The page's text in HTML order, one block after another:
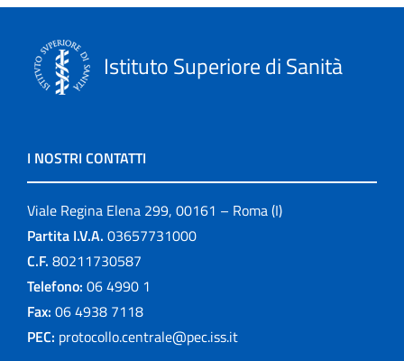
Istituto Superiore di Sanità
I NOSTRI CONTATTI
Viale Regina Elena 299, 00161 – Roma (I)
Partita I.V.A. 03657731000
C.F. 80211730587
Telefono: 06 4990 1
Fax: 06 4938 7118
PEC: protocollo.centrale@pec.iss.it